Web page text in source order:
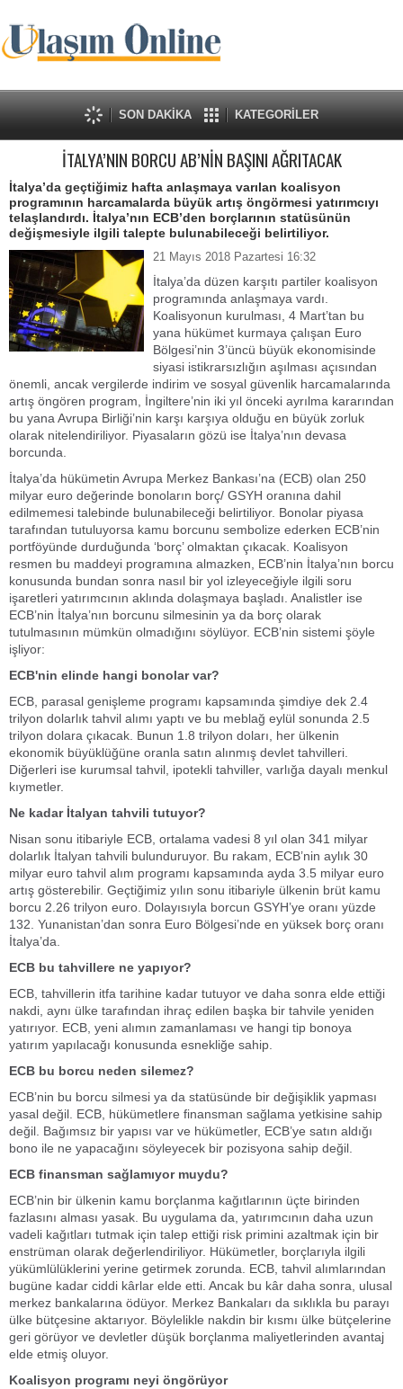
SON DAKİKA KATEGORİLER
İTALYA’NIN BORCU AB’NİN BAŞINI AĞRITACAK
İtalya’da geçtiğimiz hafta anlaşmaya varılan koalisyon
programının harcamalarda büyük artış öngörmesi yatırımcıyı
telaşlandırdı. İtalya’nın ECB’den borçlarının statüsünün
değişmesiyle ilgili talepte bulunabileceği belirtiliyor.
21 Mayıs 2018 Pazartesi 16:32
İtalya’da düzen karşıtı partiler koalisyon
programında anlaşmaya vardı.
Koalisyonun kurulması, 4 Mart’tan bu
yana hükümet kurmaya çalışan Euro
Bölgesi’nin 3’üncü büyük ekonomisinde
siyasi istikrarsızlığın aşılması açısından
önemli, ancak vergilerde indirim ve sosyal güvenlik harcamalarında
artış öngören program, İngiltere’nin iki yıl önceki ayrılma kararından
bu yana Avrupa Birliği’nin karşı karşıya olduğu en büyük zorluk
olarak nitelendiriliyor. Piyasaların gözü ise İtalya’nın devasa
borcunda.
İtalya’da hükümetin Avrupa Merkez Bankası’na (ECB) olan 250
milyar euro değerinde bonoların borç/ GSYH oranına dahil
edilmemesi talebinde bulunabileceği belirtiliyor. Bonolar piyasa
tarafından tutuluyorsa kamu borcunu sembolize ederken ECB’nin
portföyünde durduğunda ‘borç’ olmaktan çıkacak. Koalisyon
resmen bu maddeyi programına almazken, ECB’nin İtalya’nın borcu
konusunda bundan sonra nasıl bir yol izleyeceğiyle ilgili soru
işaretleri yatırımcının aklında dolaşmaya başladı. Analistler ise
ECB’nin İtalya’nın borcunu silmesinin ya da borç olarak
tutulmasının mümkün olmadığını söylüyor. ECB’nin sistemi şöyle
işliyor:
ECB'nin elinde hangi bonolar var?
ECB, parasal genişleme programı kapsamında şimdiye dek 2.4
trilyon dolarlık tahvil alımı yaptı ve bu meblağ eylül sonunda 2.5
trilyon dolara çıkacak. Bunun 1.8 trilyon doları, her ülkenin
ekonomik büyüklüğüne oranla satın alınmış devlet tahvilleri.
Diğerleri ise kurumsal tahvil, ipotekli tahviller, varlığa dayalı menkul
kıymetler.
Ne kadar İtalyan tahvili tutuyor?
Nisan sonu itibariyle ECB, ortalama vadesi 8 yıl olan 341 milyar
dolarlık İtalyan tahvili bulunduruyor. Bu rakam, ECB’nin aylık 30
milyar euro tahvil alım programı kapsamında ayda 3.5 milyar euro
artış gösterebilir. Geçtiğimiz yılın sonu itibariyle ülkenin brüt kamu
borcu 2.26 trilyon euro. Dolayısıyla borcun GSYH’ye oranı yüzde
132. Yunanistan’dan sonra Euro Bölgesi’nde en yüksek borç oranı
İtalya’da.
ECB bu tahvillere ne yapıyor?
ECB, tahvillerin itfa tarihine kadar tutuyor ve daha sonra elde ettiği
nakdi, aynı ülke tarafından ihraç edilen başka bir tahvile yeniden
yatırıyor. ECB, yeni alımın zamanlaması ve hangi tip bonoya
yatırım yapılacağı konusunda esnekliğe sahip.
ECB bu borcu neden silemez?
ECB’nin bu borcu silmesi ya da statüsünde bir değişiklik yapması
yasal değil. ECB, hükümetlere finansman sağlama yetkisine sahip
değil. Bağımsız bir yapısı var ve hükümetler, ECB’ye satın aldığı
bono ile ne yapacağını söyleyecek bir pozisyona sahip değil.
ECB finansman sağlamıyor muydu?
ECB’nin bir ülkenin kamu borçlanma kağıtlarının üçte birinden
fazlasını alması yasak. Bu uygulama da, yatırımcının daha uzun
vadeli kağıtları tutmak için talep ettiği risk primini azaltmak için bir
enstrüman olarak değerlendiriliyor. Hükümetler, borçlarıyla ilgili
yükümlülüklerini yerine getirmek zorunda. ECB, tahvil alımlarından
bugüne kadar ciddi kârlar elde etti. Ancak bu kâr daha sonra, ulusal
merkez bankalarına ödüyor. Merkez Bankaları da sıklıkla bu parayı
ülke bütçesine aktarıyor. Böylelikle nakdin bir kısmı ülke bütçelerine
geri görüyor ve devletler düşük borçlanma maliyetlerinden avantaj
elde etmiş oluyor.
Koalisyon programı neyi öngörüyor